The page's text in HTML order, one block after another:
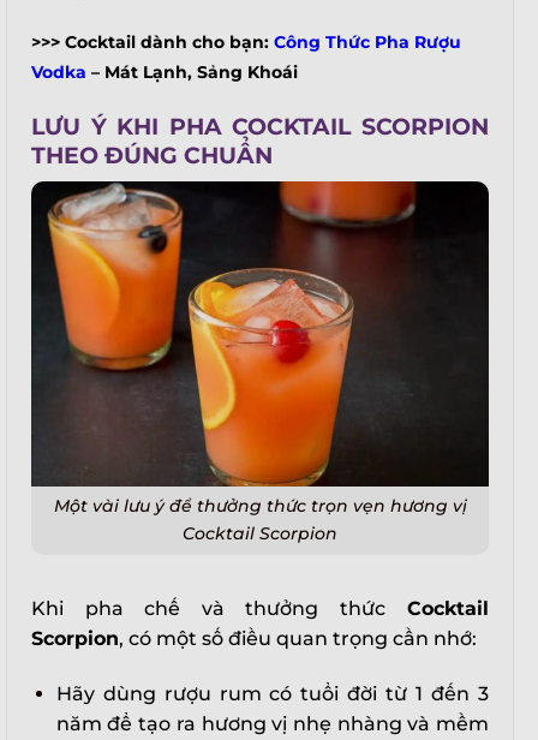
>>> Cocktail dành cho bạn: Công Thức Pha Rượu
Vodka – Mát Lạnh, Sảng Khoái
LƯU Ý KHI PHA COCKTAIL SCORPION
THEO ĐÚNG CHUẨN
Một vài lưu ý để thưởng thức trọn vẹn hương vị
Cocktail Scorpion
Khi pha chế và thưởng thứcCocktail
Scorpion, có một số điều quan trọng cần nhớ:
Hãy dùng rượu rum có tuổi đời từ 1 đến 3
năm để tạo ra hương vị nhẹ nhàng và mềm